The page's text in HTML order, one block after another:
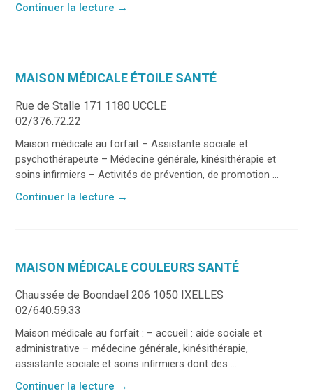
Continuer la lecture →
MAISON MÉDICALE ÉTOILE SANTÉ
Rue de Stalle 171 1180 UCCLE
02/376.72.22
Maison médicale au forfait – Assistante sociale et
psychothérapeute – Médecine générale, kinésithérapie et
soins infirmiers – Activités de prévention, de promotion ...
Continuer la lecture →
MAISON MÉDICALE COULEURS SANTÉ
Chaussée de Boondael 206 1050 IXELLES
02/640.59.33
Maison médicale au forfait : – accueil : aide sociale et
administrative – médecine générale, kinésithérapie,
assistante sociale et soins infirmiers dont des ...
Continuer la lecture →